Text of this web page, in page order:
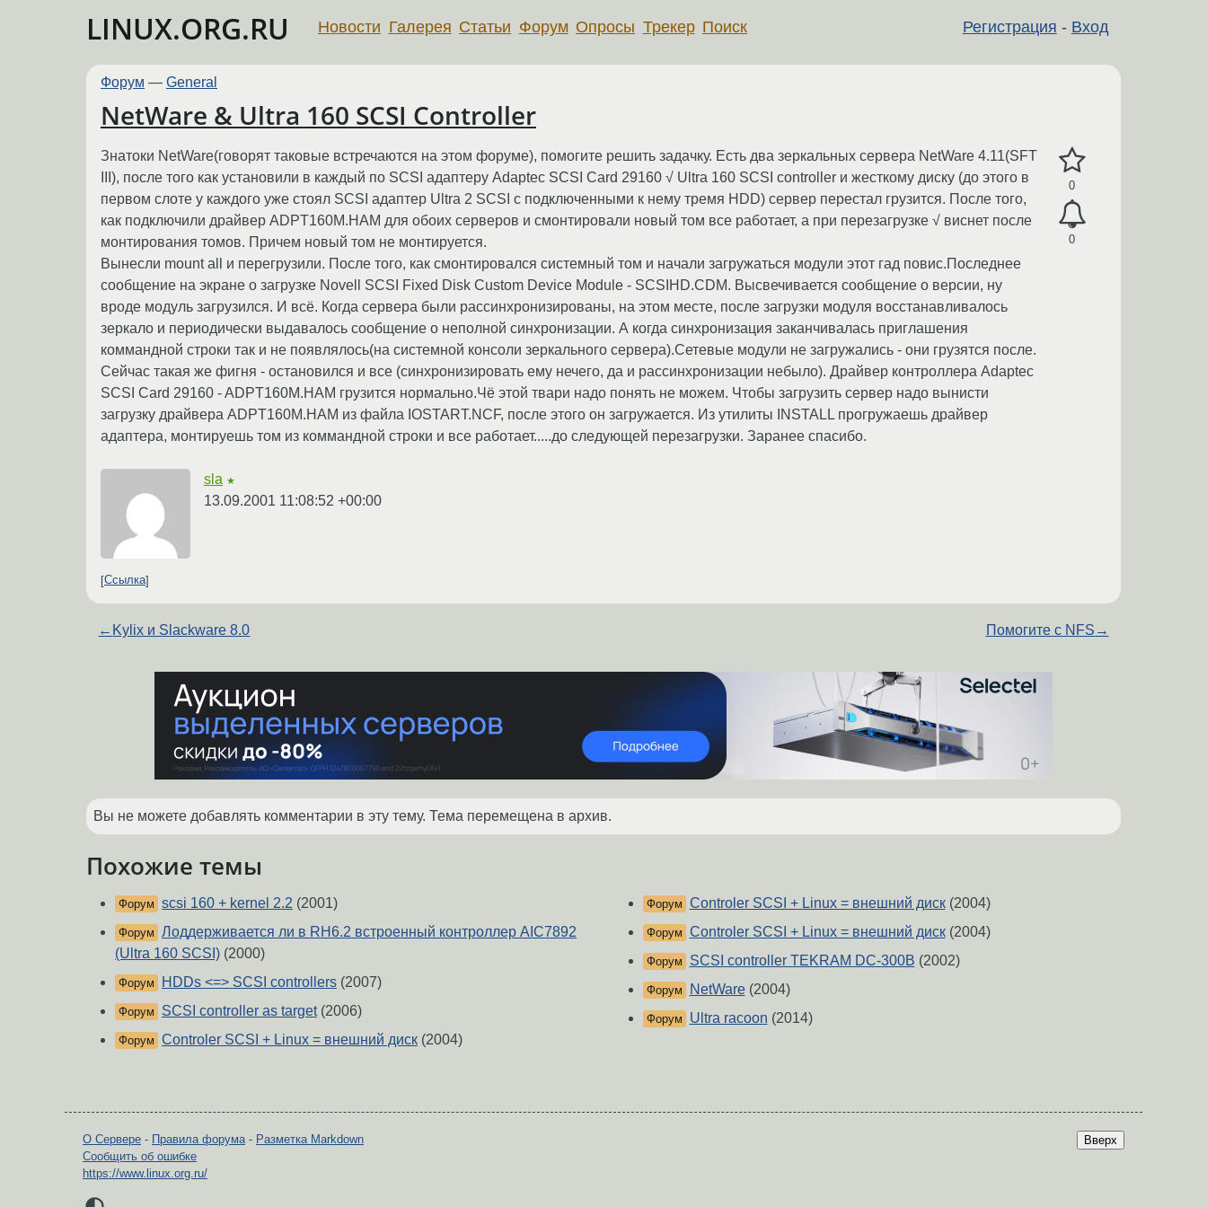
LINUX.ORG.RU Регистрация - Вход
Новости Галерея Статьи Форум Опросы Трекер Поиск
Форум — General
NetWare & Ultra 160 SCSI Controller
0
0
Знатоки NetWare(говорят таковые встречаются на этом форуме), помогите решить задачку. Есть два зеркальных сервера NetWare 4.11(SFT
III), после того как установили в каждый по SCSI адаптеру Adaptec SCSI Card 29160 √ Ultra 160 SCSI controller и жесткому диску (до этого в
первом слоте у каждого уже стоял SCSI адаптер Ultra 2 SCSI с подключенными к нему тремя HDD) сервер перестал грузится. После того,
как подключили драйвер ADPT160M.HAM для обоих серверов и смонтировали новый том все работает, а при перезагрузке √ виснет после
монтирования томов. Причем новый том не монтируется.
Вынесли mount all и перегрузили. После того, как смонтировался системный том и начали загружаться модули этот гад повис.Последнее
сообщение на экране о загрузке Novell SCSI Fixed Disk Custom Device Module - SCSIHD.CDM. Высвечивается сообщение о версии, ну
вроде модуль загрузился. И всё. Когда сервера были рассинхронизированы, на этом месте, после загрузки модуля восстанавливалось
зеркало и периодически выдавалось сообщение о неполной синхронизации. А когда синхронизация заканчивалась приглашения
коммандной строки так и не появлялось(на системной консоли зеркального сервера).Сетевые модули не загружались - они грузятся после.
Сейчас такая же фигня - остановился и все (синхронизировать ему нечего, да и рассинхронизации небыло). Драйвер контроллера Adaptec
SCSI Card 29160 - ADPT160M.HAM грузится нормально.Чё этой твари надо понять не можем. Чтобы загрузить сервер надо вынисти
загрузку драйвера ADPT160M.HAM из файла IOSTART.NCF, после этого он загружается. Из утилиты INSTALL прогружаешь драйвер
адаптера, монтируешь том из коммандной строки и все работает.....до следующей перезагрузки. Заранее спасибо.
sla ★
13.09.2001 11:08:52 +00:00
Ссылка
← Kylix и Slackware 8.0 Помогите с NFS →
Вы не можете добавлять комментарии в эту тему. Тема перемещена в архив.
Похожие темы
Форум scsi 160 + kernel 2.2 (2001)
Форум Лоддерживается ли в RH6.2 встроенный контроллер AIC7892
(Ultra 160 SCSI) (2000)
Форум HDDs <=> SCSI controllers (2007)
Форум SCSI controller as target(2006)
Форум Controler SCSI + Linux = внешний диск (2004)
Форум Controler SCSI + Linux = внешний диск(2004)
Форум Controler SCSI + Linux = внешний диск(2004)
Форум SCSI controller TEKRAM DC-300B (2002)
Форум NetWare(2004)
Форум Ultra racoon (2014)
Вверх
О Сервере - Правила форума- Разметка Markdown
Сообщить об ошибке
https://www.linux.org.ru/